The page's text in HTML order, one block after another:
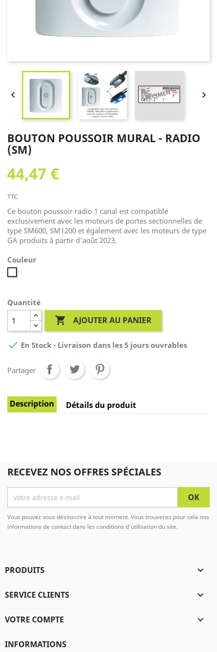
 
BOUTON POUSSOIR MURAL - RADIO
(SM)
44,47 €
TTC
Ce bouton poussoir radio 1 canal est compatible
exclusivement avec les moteurs de portes sectionnelles de
type SM600, SM1200 et également avec les moteurs de type
GA produits à partir d'août 2023.
Couleur
Quantité
 AJOUTER AU PANIER
 En Stock - Livraison dans les 5 jours ouvrables
Partager
Description Détails du produit
RECEVEZ NOS OFFRES SPÉCIALES
Vous pouvez vous désinscrire à tout moment. Vous trouverez pour cela nos
informations de contact dans les conditions d'utilisation du site.
PRODUITS 
SERVICE CLIENTS 
VOTRE COMPTE 
INFORMATIONS